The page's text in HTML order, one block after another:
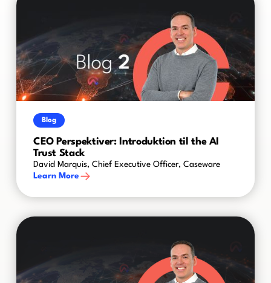
Blog
CEO Perspektiver: Introduktion til the AI
Trust Stack
David Marquis, Chief Executive Officer, Caseware
Learn More